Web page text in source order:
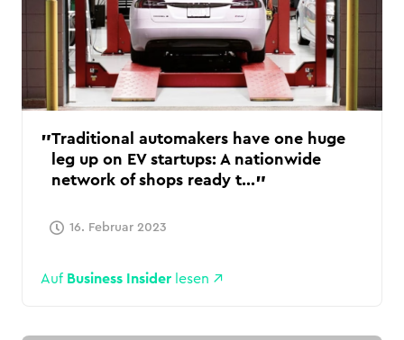
Traditional automakers have one huge
leg up on EV startups: A nationwide
network of shops ready t...
16. Februar 2023
Auf Business Insider lesen